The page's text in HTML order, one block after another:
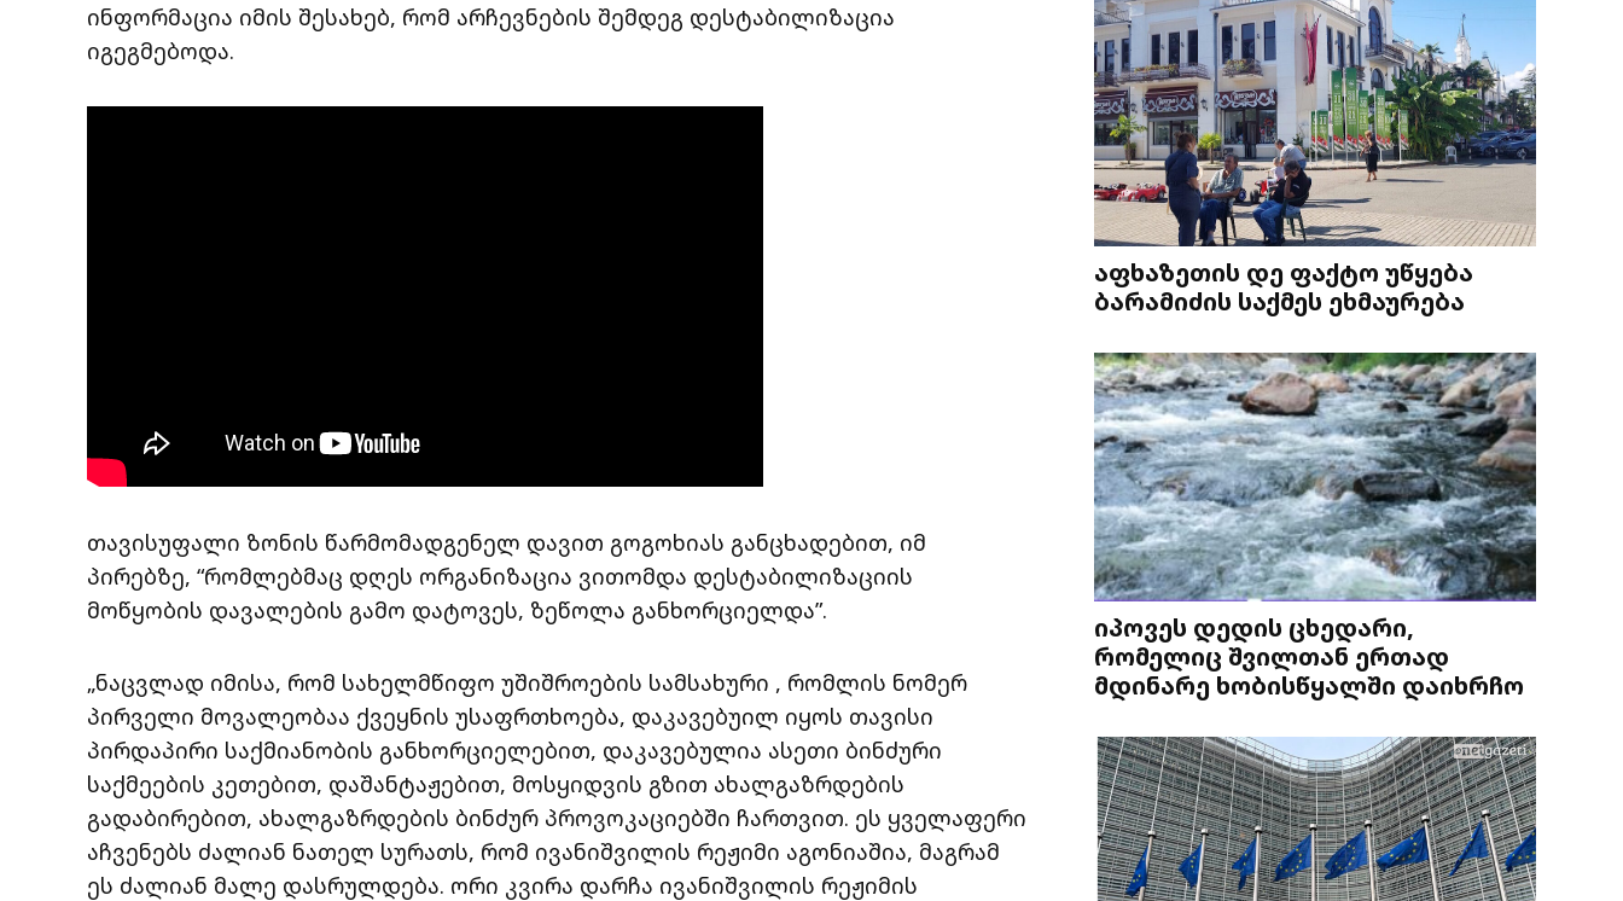
ინფორმაცია იმის შესახებ, რომ არჩევნების შემდეგ დესტაბილიზაცია
იგეგმებოდა.
თავისუფალი ზონის წარმომადგენელ დავით გოგოხიას განცხადებით, იმ
პირებზე, “რომლებმაც დღეს ორგანიზაცია ვითომდა დესტაბილიზაციის
მოწყობის დავალების გამო დატოვეს, ზეწოლა განხორციელდა”.
„ნაცვლად იმისა, რომ სახელმწიფო უშიშროების სამსახური , რომლის ნომერ
პირველი მოვალეობაა ქვეყნის უსაფრთხოება, დაკავებუილ იყოს თავისი
პირდაპირი საქმიანობის განხორციელებით, დაკავებულია ასეთი ბინძური
საქმეების კეთებით, დაშანტაჟებით, მოსყიდვის გზით ახალგაზრდების
გადაბირებით, ახალგაზრდების ბინძურ პროვოკაციებში ჩართვით. ეს ყველაფერი
აჩვენებს ძალიან ნათელ სურათს, რომ ივანიშვილის რეჟიმი აგონიაშია, მაგრამ
ეს ძალიან მალე დასრულდება. ორი კვირა დარჩა ივანიშვილის რეჟიმის
აფხაზეთის დე ფაქტო უწყება
ბარამიძის საქმეს ეხმაურება
იპოვეს დედის ცხედარი,
რომელიც შვილთან ერთად
მდინარე ხობისწყალში დაიხრჩო